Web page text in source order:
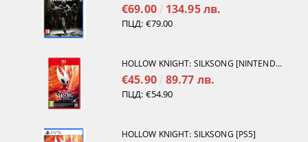
€69.00 134.95 лв.
ПЦД: €79.00
HOLLOW KNIGHT: SILKSONG [NINTENDO SWITCH 2]
€45.90 89.77 лв.
ПЦД: €54.90
HOLLOW KNIGHT: SILKSONG [PS5]